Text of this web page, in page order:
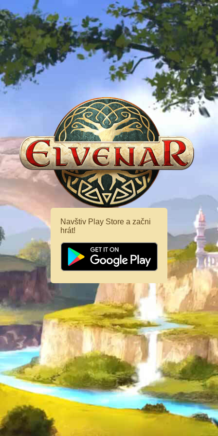
Navštiv Play Store a začni
hrát!